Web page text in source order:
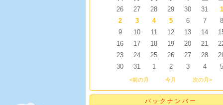
26
27 28 29 30 31
1
2
3 4 5 6 7
8
9
10 11 12 13 14
16
17 18 19 20 21
23
24 25 26 27 28
30
31 1 2 3 4 5
<前の月 今月 次の月>
バックナンバー